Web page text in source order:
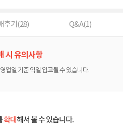
후기(28) Q&A(1)
시 유의사항
업일 기준 익일 입고될 수 있습니다.
확대해서 볼 수 있습니다.